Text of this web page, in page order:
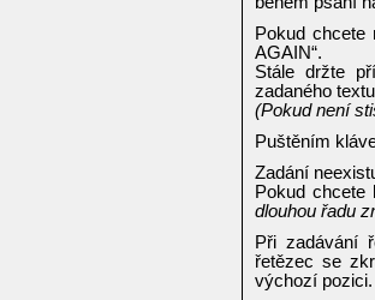
Pokud chcete
AGAIN“.
Stále držte
zadaného
(Pokud není
Puštěním
Zadání
Pokud
dlouhou řadu
Při zadávání
řetězec se
výchozí pozici.